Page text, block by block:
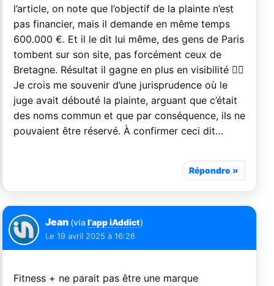
l’article, on note que l’objectif de la plainte n’est
pas financier, mais il demande en même temps
600.000 €. Et il le dit lui même, des gens de Paris
tombent sur son site, pas forcément ceux de
Bretagne. Résultat il gagne en plus en visibilité 🤷‍♂️
Je crois me souvenir d’une jurisprudence où le
juge avait débouté la plainte, arguant que c’était
des noms commun et que par conséquence, ils ne
pouvaient être réservé. À confirmer ceci dit…
Répondre
Jean (via l’app iAddict)
Le 19 avril 2025 à 16:26
Fitness + ne parait pas être une marque